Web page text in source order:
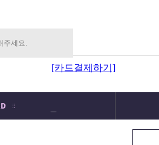
[카드결제하기]